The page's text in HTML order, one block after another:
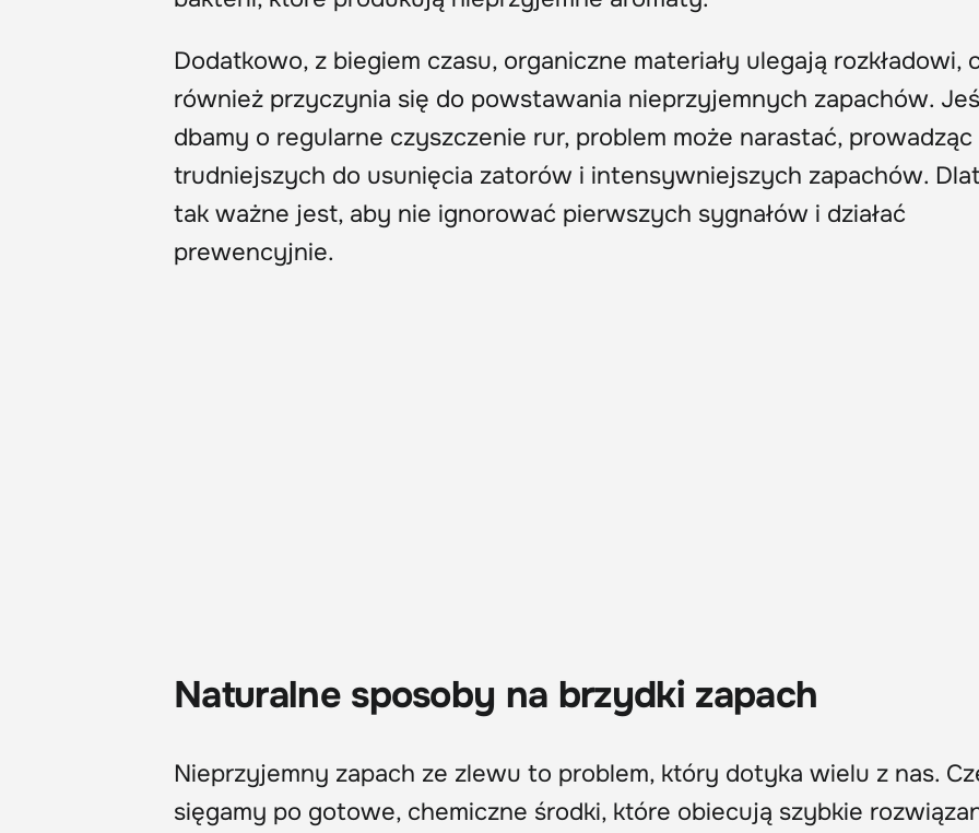
Dodatkowo, z biegiem czasu, organiczne materiały ulegają rozkładowi,
również przyczynia się do powstawania nieprzyjemnych zapachów.
dbamy o regularne czyszczenie rur, problem może narastać, prowadząc
trudniejszych do usunięcia zatorów i intensywniejszych zapachów.
tak ważne jest, aby nie ignorować pierwszych sygnałów i działać
prewencyjnie.
Naturalne sposoby na brzydki zapach
Nieprzyjemny zapach ze zlewu to problem, który dotyka wielu z nas.
sięgamy po gotowe, chemiczne środki, które obiecują szybkie